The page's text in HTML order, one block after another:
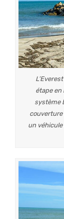
étape en
système
couverture
un véhicule